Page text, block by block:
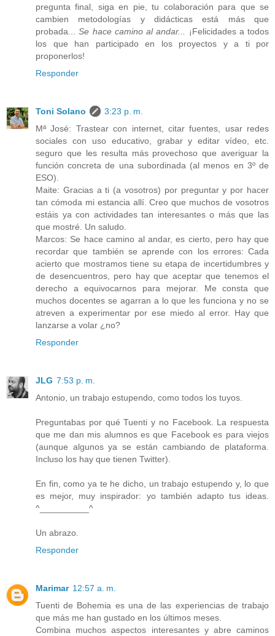
pregunta final, siga en pie, tu colaboración para que se
cambien metodologías y didácticas está más que
probada...Se hace camino al andar...
¡Felicidades a todos
los que han participado en los proyectos y a ti por
proponerlos!
Responder
Toni Solano
3:23 p. m.
Mª José: Trastear con internet, citar fuentes, usar redes
sociales con uso educativo, grabar y editar vídeo, etc.
seguro que les resulta más provechoso que averiguar la
función concreta de una subordinada (al menos en 3º de
ESO).
Maite: Gracias a ti (a vosotros) por preguntar y por hacer
tan cómoda mi estancia allí. Creo que muchos de vosotros
estáis ya con actividades tan interesantes o más que las
que mostré. Un saludo.
Marcos: Se hace camino al andar, es cierto, pero hay que
recordar que también se aprende con los errores: Cada
acierto que mostramos tiene su etapa de incertidumbres y
de desencuentros, pero hay que aceptar que tenemos el
derecho a equivocarnos para mejorar. Me consta que
muchos docentes se agarran a lo que les funciona y no se
atreven a experimentar por ese miedo al error. Hay que
lanzarse a volar ¿no?
Responder
JLG 7:53 p. m.
Antonio, un trabajo estupendo, como todos los tuyos.
Preguntabas por qué Tuenti y no Facebook. La respuesta
que me dan mis alumnos es que Facebook es para viejos
(aunque algunos ya se están cambiando de plataforma.
Incluso los hay que tienen Twitter).
En fin, como ya te he dicho, un trabajo estupendo y, lo que
es mejor, muy inspirador: yo también adapto tus ideas.
^__________^
Un abrazo.
Responder
Marimar 12:57 a. m.
Tuenti de Bohemia es una de las experiencias de trabajo
que más me han gustado en los últimos meses.
Combina muchos aspectos interesantes y abre caminos